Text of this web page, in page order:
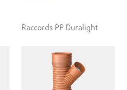
Raccords PP Duralight